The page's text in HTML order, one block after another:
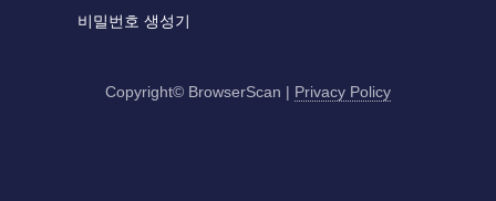
비밀번호 생성기
Copyright© BrowserScan | Privacy Policy